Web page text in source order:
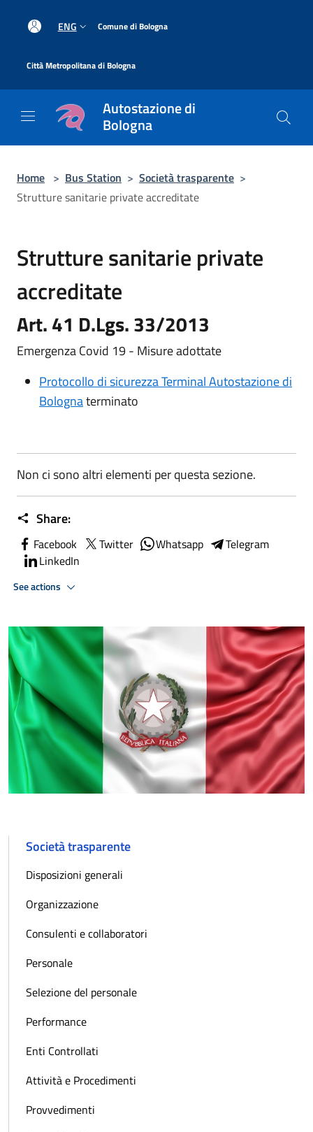
ENG Comune di Bologna
Città Metropolitana di Bologna
Autostazione di
Bologna
Home > Bus Station > Società trasparente >
Strutture sanitarie private accreditate
Strutture sanitarie private
accreditate
Art. 41 D.Lgs. 33/2013
Emergenza Covid 19 - Misure adottate
Protocollo di sicurezza Terminal Autostazione di
Bolognaterminato
Non ci sono altri elementi per questa sezione.
Share:
Facebook Twitter Whatsapp
Telegram
LinkedIn
See actions
Società trasparente
Disposizioni generali
Organizzazione
Consulenti e collaboratori
Personale
Selezione del personale
Performance
Enti Controllati
Attività e Procedimenti
Provvedimenti